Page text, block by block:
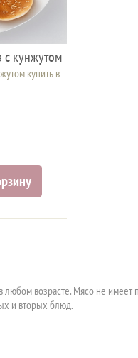
с кунжутом
купить в
возрасте. Мясо не
и вторых блюд.